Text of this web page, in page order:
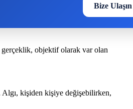
Bize Ulaşın
gerçeklik, objektif olarak var olan
Algı, kişiden kişiye değişebilirken,